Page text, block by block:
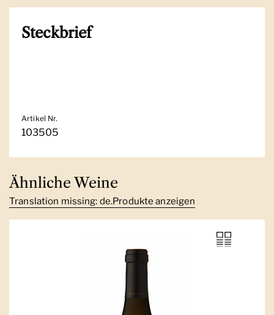
Steckbrief
Artikel Nr.
103505
Ähnliche Weine
Translation missing: de.Produkte anzeigen